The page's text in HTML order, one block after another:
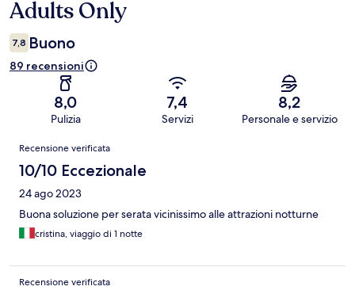
Adults Only
7,8 Buono
89 recensioni
8,0
Pulizia
7,4
Servizi
8,2
Personale e servizio
Recensioni
Recensione verificata
10/10 Eccezionale
24 ago 2023
Buona soluzione per serata vicinissimo alle attrazioni notturne
cristina, viaggio di 1 notte
Recensione verificata